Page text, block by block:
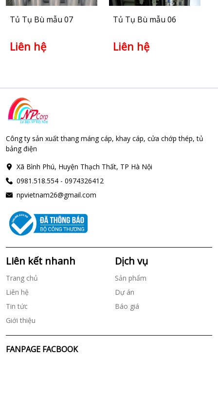
Tủ Tụ Bù mẫu 07
Liên hệ
Tủ Tụ Bù mẫu 06
Liên hệ
Công ty sản xuất thang máng cáp, khay cáp, cửa chớp thép, tủ
bảng điện
Xã Bình Phú, Huyện Thạch Thất, TP Hà Nội
0981.518.554 - 0974326412
npvietnam26@gmail.com
Liên kết nhanh
Trang chủ
Liên hệ
Tin tức
Giới thiệu
Dịch vụ
Sản phẩm
Dự án
Báo giá
FANPAGE FACBOOK